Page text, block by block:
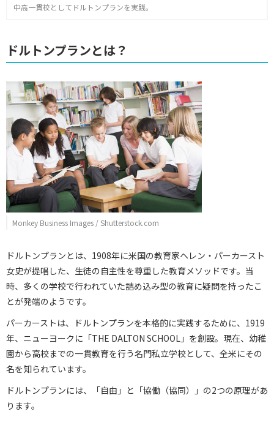
中高一貫校としてドルトンプランを実践。
ドルトンプランとは？
Monkey Business Images / Shutterstock.com
ドルトンプランとは、1908年に米国の教育家ヘレン・パーカースト
女史が提唱した、生徒の自主性を尊重した教育メソッドです。当
時、多くの学校で行われていた詰め込み型の教育に疑問を持ったこ
とが発端のようです。
パーカーストは、ドルトンプランを本格的に実践するために、1919
年、ニューヨークに「THE DALTON SCHOOL」を創設。現在、幼稚
園から高校までの一貫教育を行う名門私立学校として、全米にその
名を知られています。
ドルトンプランには、「自由」と「協働（協同）」の2つの原理があ
ります。